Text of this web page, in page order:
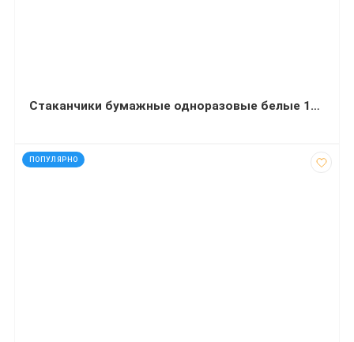
Стаканчики бумажные одноразовые белые 175 мл 50 штук
ПОПУЛЯРНО
код: 16185